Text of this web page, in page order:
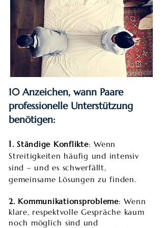
​​10 Anzeichen, wann Paare
professionelle Unterstützung
benötigen:
1. Ständige Konflikte: Wenn
Streitigkeiten häufig und intensiv
sind – und es schwerfällt,
gemeinsame Lösungen zu finden.
2. Kommunikationsprobleme: Wenn
klare, respektvolle Gespräche kaum
noch möglich sind und